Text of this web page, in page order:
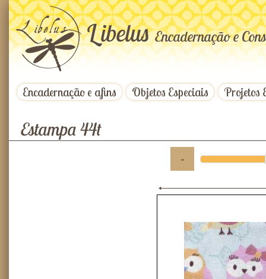
LibelusEncadernação e
Encadernação e afins Objetos Especiais Projetos
Estampa 44t
-